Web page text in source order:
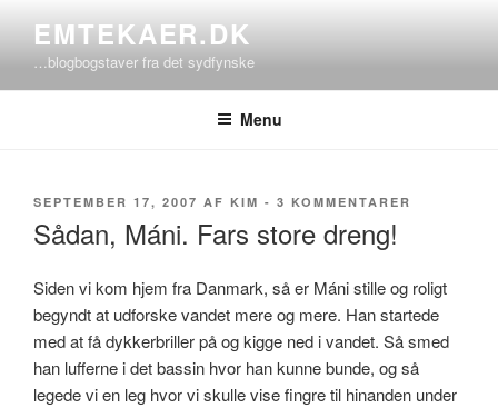
indhold
EMTEKAER.DK
…blogbogstaver fra det sydfynske
Menu
UDGIVET
SEPTEMBER 17, 2007 AF KIM - 3 KOMMENTARER
STORE
DRENG!
Sådan, Máni. Fars store dreng!
Siden vi kom hjem fra Danmark, så er Máni stille og roligt
begyndt at udforske vandet mere og mere. Han startede
med at få dykkerbriller på og kigge ned i vandet. Så smed
han lufferne i det bassin hvor han kunne bunde, og så
legede vi en leg hvor vi skulle vise fingre til hinanden under